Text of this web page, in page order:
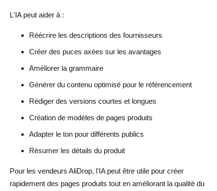
L'IA peut aider à :
Réécrire les descriptions des fournisseurs
Créer des puces axées sur les avantages
Améliorer la grammaire
Générer du contenu optimisé pour le référencement
Rédiger des versions courtes et longues
Création de modèles de pages produits
Adapter le ton pour différents publics
Résumer les détails du produit
Pour les vendeurs AliDrop, l'IA peut être utile pour créer
rapidement des pages produits tout en améliorant la qualité du